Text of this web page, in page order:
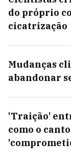
do próprio
cicatrização
Mudanças
abandonar
'Traição'
como o